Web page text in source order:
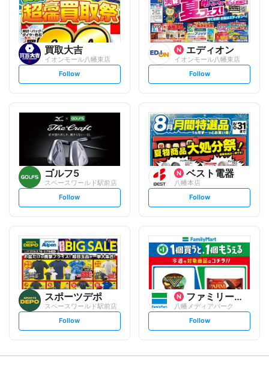
買取大吉
イオンモール八幡東店
s
t
l
o
w
Follow
エディオン
イオンモール八幡東店
s
t
l
o
w
Follow
ゴルフ5
スペースワールド駅前店
s
t
o
w
Follow
ベスト電器
八幡本店
s
t
l
o
w
Follow
スポーツデポ
スペースワールド駅前店
s
t
Follow
ファミリーマート
八幡メディアパーク
s
t
Follow